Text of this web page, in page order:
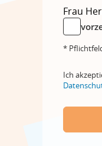
Frau
*
Ich